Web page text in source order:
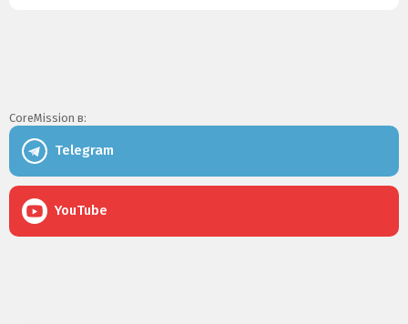
CoreMission в:
Telegram
YouTube